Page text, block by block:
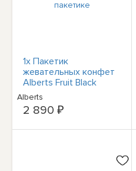
1x Пакетик
жевательных конфет
Alberts Fruit Black
Cherry с различными
вкусами | 240 конфет
в пакетике
Alberts
2 890 ₽